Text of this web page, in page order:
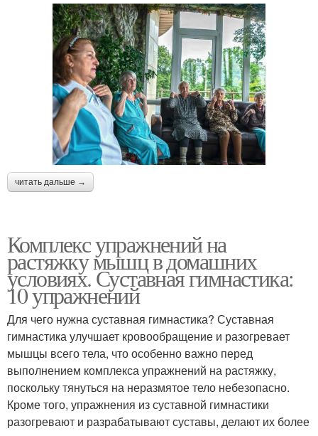
читать дальше →
Комплекс упражнений на
растяжку мышц в домашних
условиях. Суставная гимнастика:
10 упражнений
Для чего нужна суставная гимнастика? Суставная
гимнастика улучшает кровообращение и разогревает
мышцы всего тела, что особенно важно перед
выполнением комплекса упражнений на растяжку,
поскольку тянуться на неразмятое тело небезопасно.
Кроме того, упражнения из суставной гимнастики
разогревают и разрабатывают суставы, делают их более